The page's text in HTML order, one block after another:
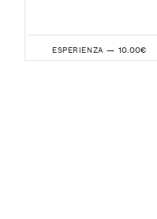
ESPERIENZA — 10.00€